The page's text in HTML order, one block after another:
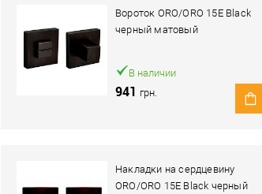
Вороток ORO/ORO 15E Black
черный матовый
В наличии
941 грн.
Накладки на сердцевину
ORO/ORO 15E Black черный